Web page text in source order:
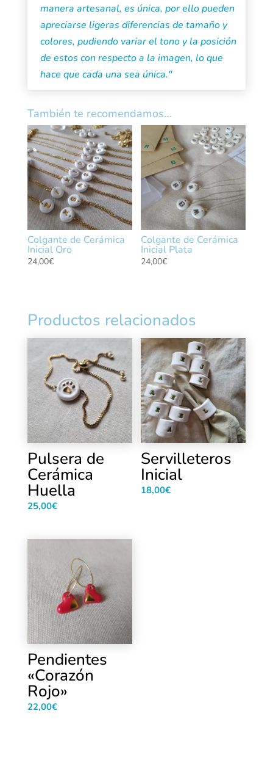
manera artesanal, es única, por ello pueden
apreciarse ligeras diferencias de tamaño y
colores, pudiendo variar el tono y la posición
de estos con respecto a la imagen, lo que
hace que cada una sea única."
También te recomendamos…
Colgante de Cerámica
Inicial Oro
24,00€
Colgante de Cerámica
Inicial Plata
24,00€
Productos relacionados
Pulsera de
Cerámica
Huella
25,00€
Servilleteros
Inicial
18,00€
Pendientes
«Corazón
Rojo»
22,00€